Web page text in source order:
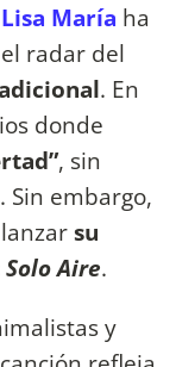
Lisa María ha
radar del
. En
donde
, sin
embargo,
su
Solo Aire.
y